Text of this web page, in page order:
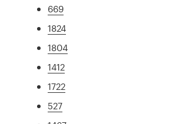
669
1824
1804
1412
1722
527